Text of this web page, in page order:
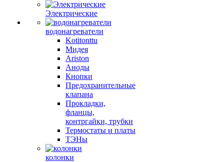
Электрические
водонагреватели
Kotitonttu
Мидея
Ariston
Аноды
Кнопки
Предохранительные
клапана
Прокладки,
фланцы,
контргайки, трубки
Термостаты и платы
ТЭНы
колонки